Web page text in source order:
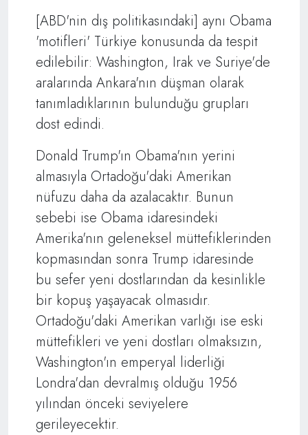
[ABD'nin dış politikasındaki] aynı Obama
'motifleri' Türkiye konusunda da tespit
edilebilir: Washington, Irak ve Suriye'de
aralarında Ankara'nın düşman olarak
tanımladıklarının bulunduğu grupları
dost edindi.
Donald Trump'ın Obama'nın yerini
almasıyla Ortadoğu'daki Amerikan
nüfuzu daha da azalacaktır. Bunun
sebebi ise Obama idaresindeki
Amerika'nın geleneksel müttefiklerinden
kopmasından sonra Trump idaresinde
bu sefer yeni dostlarından da kesinlikle
bir kopuş yaşayacak olmasıdır.
Ortadoğu'daki Amerikan varlığı ise eski
müttefikleri ve yeni dostları olmaksızın,
Washington'ın emperyal liderliği
Londra'dan devralmış olduğu 1956
yılından önceki seviyelere
gerileyecektir.